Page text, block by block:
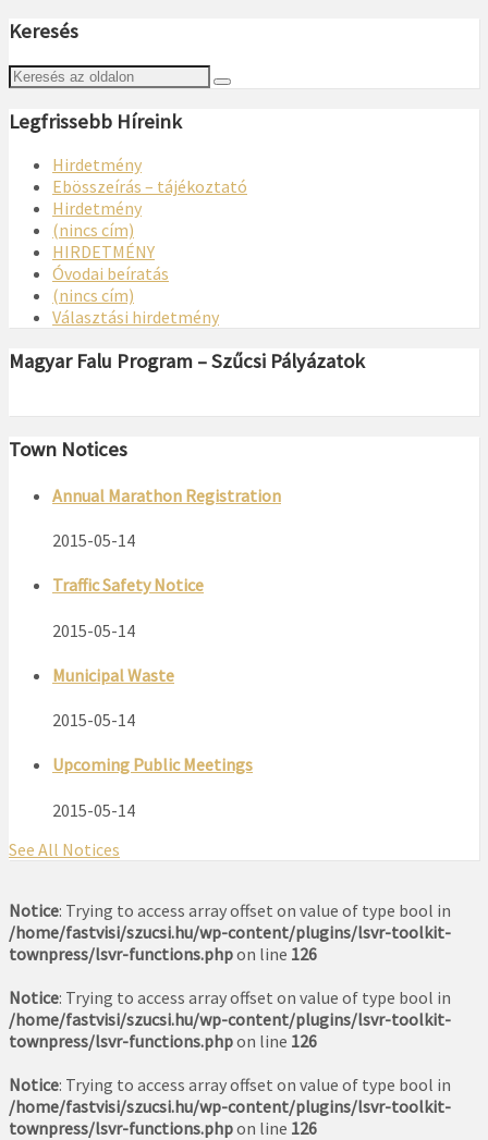
Keresés
Legfrissebb Híreink
Hirdetmény
Ebösszeírás – tájékoztató
Hirdetmény
(nincs cím)
HIRDETMÉNY
Óvodai beíratás
(nincs cím)
Választási hirdetmény
Magyar Falu Program – Szűcsi Pályázatok
Town Notices
Annual Marathon Registration
2015-05-14
Traffic Safety Notice
2015-05-14
Municipal Waste
2015-05-14
Upcoming Public Meetings
2015-05-14
See All Notices
Notice: Trying to access array offset on value of type bool in
/home/fastvisi/szucsi.hu/wp-content/plugins/lsvr-toolkit-
townpress/lsvr-functions.phpon line 126
Notice: Trying to access array offset on value of type bool in
/home/fastvisi/szucsi.hu/wp-content/plugins/lsvr-toolkit-
townpress/lsvr-functions.phpon line 126
Notice: Trying to access array offset on value of type bool in
/home/fastvisi/szucsi.hu/wp-content/plugins/lsvr-toolkit-
townpress/lsvr-functions.phpon line 126